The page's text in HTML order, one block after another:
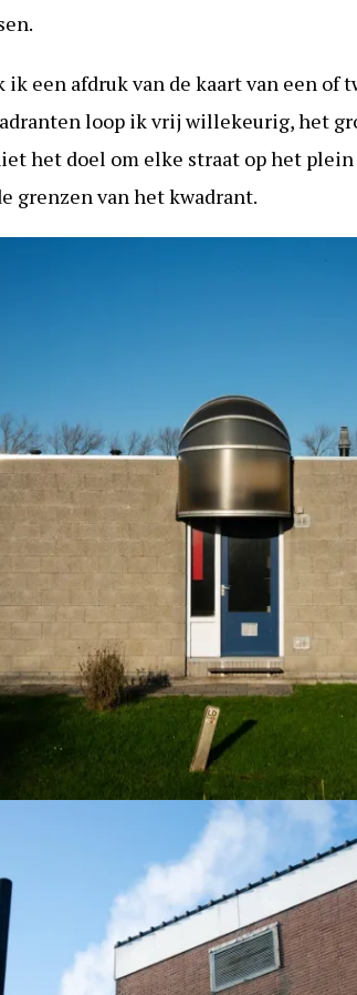
ik een afdruk van de kaart van een of
loop ik vrij willekeurig, het
het doel om elke straat op het
grenzen van het kwadrant.